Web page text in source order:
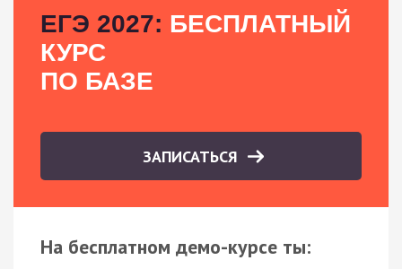
ЕГЭ 2027: БЕСПЛАТНЫЙ
КУРС
ПО БАЗЕ
ЗАПИСАТЬСЯ
На бесплатном демо-курсе ты: